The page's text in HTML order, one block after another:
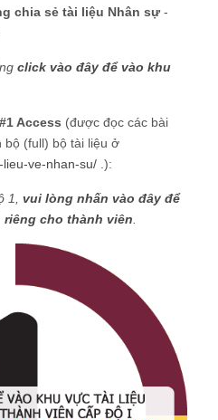
chia sẻ tài liệu Nhân sự-
click vào đây để vào khu
Access (được đọc các bài
bộ (full) bộ tài liệu ở
ve-nhan-su/ .):
1, vui lòng nhấn vào đây để
cho thành viên